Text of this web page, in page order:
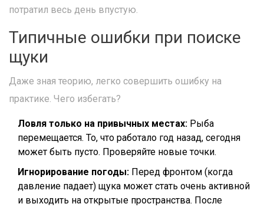
потратил весь день впустую.
Типичные ошибки при поиске
щуки
Даже зная теорию, легко совершить ошибку на
практике. Чего избегать?
Ловля только на привычных местах: Рыба
перемещается. То, что работало год назад, сегодня
может быть пусто. Проверяйте новые точки.
Игнорирование погоды: Перед фронтом (когда
давление падает) щука может стать очень активной
и выходить на открытые пространства. После